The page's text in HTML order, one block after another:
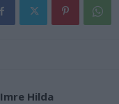
Imre Hilda